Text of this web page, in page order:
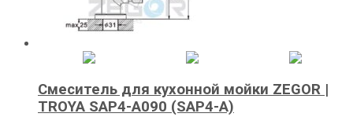
Смеситель для кухонной мойки ZEGOR |
TROYA SAP4-A090 (SAP4-A)